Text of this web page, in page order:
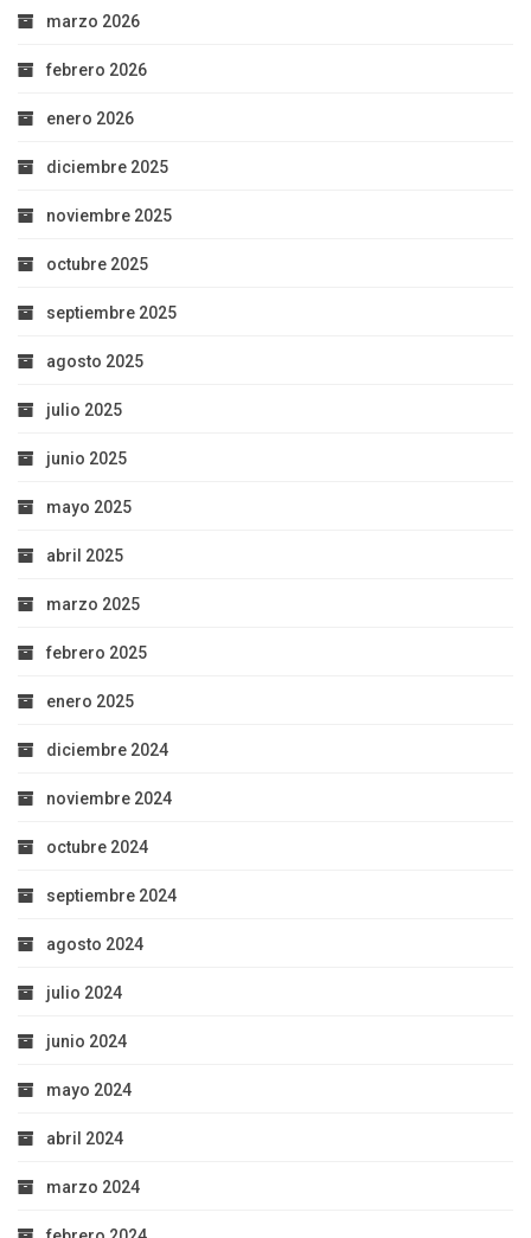
marzo 2026
febrero 2026
enero 2026
diciembre 2025
noviembre 2025
octubre 2025
septiembre 2025
agosto 2025
julio 2025
junio 2025
mayo 2025
abril 2025
marzo 2025
febrero 2025
enero 2025
diciembre 2024
noviembre 2024
octubre 2024
septiembre 2024
agosto 2024
julio 2024
junio 2024
mayo 2024
abril 2024
marzo 2024